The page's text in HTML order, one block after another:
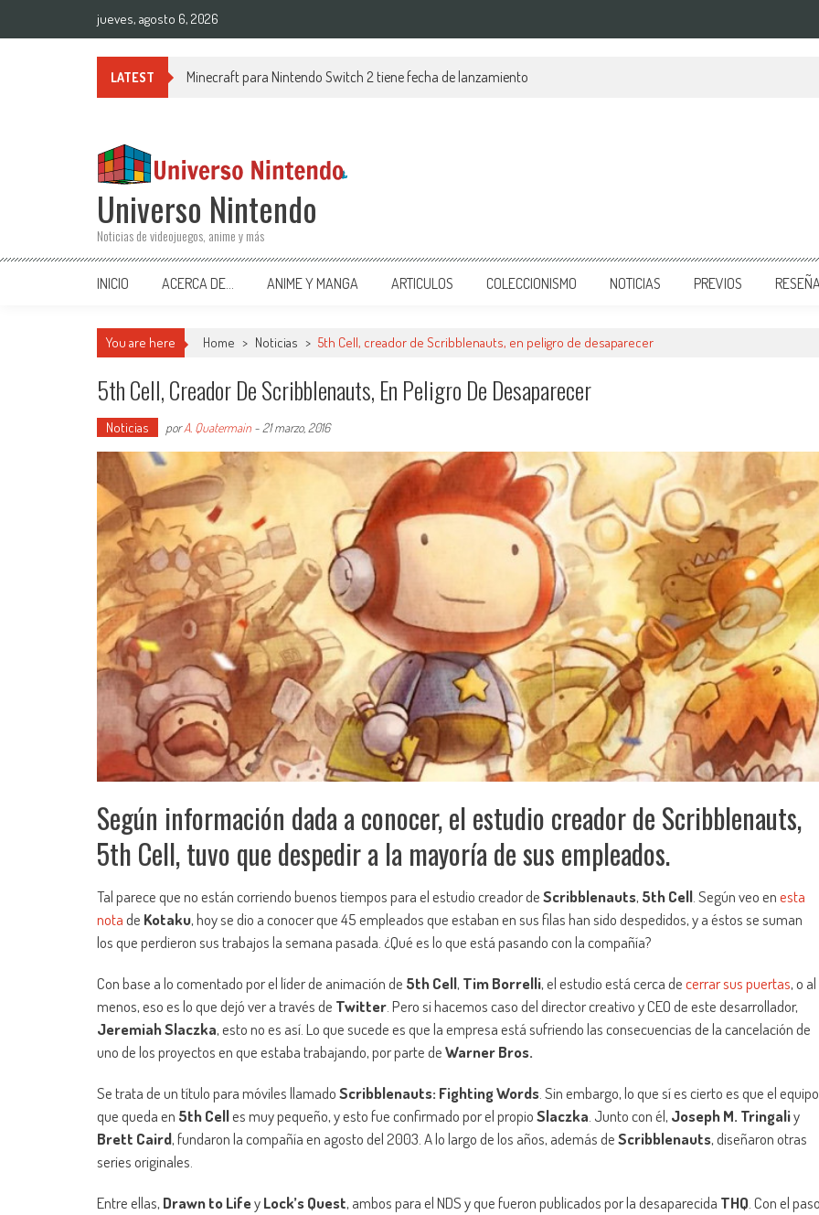
jueves, agosto 6, 2026
LATEST Minecraft para Nintendo Switch 2 tiene fecha de lanzamiento
Universo Nintendo
Noticias de videojuegos, anime y más
INICIO ACERCA DE… ANIME Y MANGA ARTICULOS COLECCIONISMO NOTICIAS PREVIOS
You are here Home > Noticias > 5th Cell, creador de Scribblenauts, en peligro de desaparecer
5th Cell, Creador De Scribblenauts, En Peligro De Desaparecer
Noticias porA. Quatermain - 21 marzo, 2016
Según información dada a conocer, el estudio creador de Scribblenauts,
5th Cell, tuvo que despedir a la mayoría de sus empleados.
Tal parece que no están corriendo buenos tiempos para el estudio creador deScribblenauts, 5th Cell. Según veo enesta
notade Kotaku, hoy se dio a conocer que 45 empleados que estaban en sus filas han sido despedidos, y a éstos se suman
los que perdieron sus trabajos la semana pasada. ¿Qué es lo que está pasando con la compañía?
Con base a lo comentado por el líder de animación de 5th Cell, Tim Borrelli, el estudio está cerca decerrar sus puertas, o al
menos, eso es lo que dejó ver a través de Twitter. Pero si hacemos caso del director creativo y CEO de este desarrollador,
Jeremiah Slaczka, esto no es así. Lo que sucede es que la empresa está sufriendo las consecuencias de la cancelación de
uno de los proyectos en que estaba trabajando, por parte deWarner Bros.
Se trata de un título para móviles llamadoScribblenauts: Fighting Words. Sin embargo, lo que sí es cierto es que el equipo
que queda en 5th Celles muy pequeño, y esto fue confirmado por el propioSlaczka. Junto con él, Joseph M. Tringaliy
Brett Caird, fundaron la compañía en agosto del 2003. A lo largo de los años, además deScribblenauts, diseñaron otras
series originales.
Entre ellas, Drawn to LifeyLock’s Quest, ambos para el NDS y que fueron publicados por la desaparecida THQ. Con el